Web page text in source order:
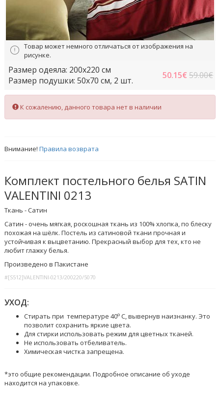
Товар может немного отличаться от изображения на
рисунке.
Размер одеяла: 200x220 cм
Размер подушки: 50x70 cм, 2 шт.
50.15€ 59.00€
К сожалению, данного товара нет в наличии
Внимание!Правила возврата
Комплект постельного белья SATIN
VALENTINI 0213
Ткань - Сатин
Сатин - очень мягкая, роскошная ткань из 100% хлопка, по блеску
похожая на шёлк. Постель из сатиновой ткани прочная и
устойчивая к выцветанию. Прекрасный выбор для тех, кто не
любит глажку белья.
Произведено в Пакистане
#[S512]VALENTINI-0213/200220/5070
УХОД:
Стирать при температуре 40o C, вывернув наизнанку. Это
позволит сохранить яркие цвета.
Для стирки использовать режим для цветных тканей.
Не использовать отбеливатель.
Химическая чистка запрещена.
*это общие рекомендации. Подробное описание об уходе
находится на упаковке.